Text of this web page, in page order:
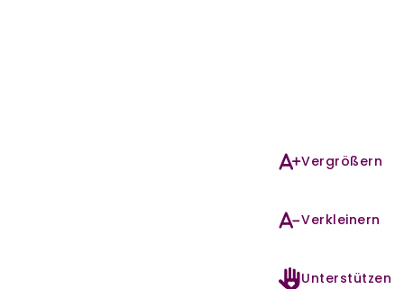
Vergrößern
Verkleinern
Unterstützen